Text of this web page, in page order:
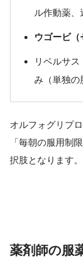
ル作動薬
ウゴービ（
リベルサ
み（単独の
オルフォグリプ
「毎朝の服用制
択肢となります。
薬剤師の服